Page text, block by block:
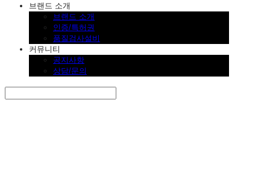
브랜드 소개
브랜드 소개
인증/특허권
품질검사설비
커뮤니티
공지사항
상담/문의